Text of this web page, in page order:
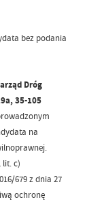
bez podania
Dróg
35-105
na
lit. c)
679 z dnia 27
ochronę